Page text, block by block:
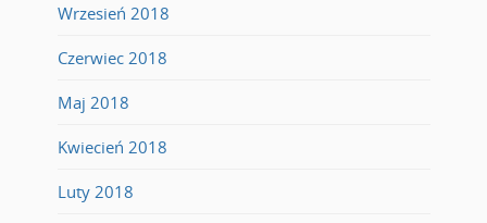
Wrzesień 2018
Czerwiec 2018
Maj 2018
Kwiecień 2018
Luty 2018